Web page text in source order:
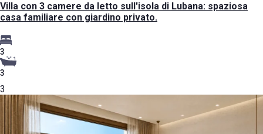
Villa con 3 camere da letto sull'isola di Lubana: spaziosa
casa familiare con giardino privato.
3
3
3